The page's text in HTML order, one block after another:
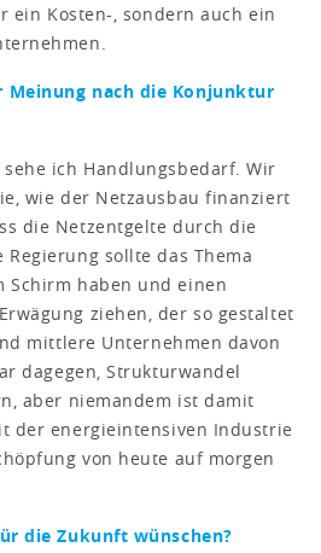
ein Kosten-, sondern auch ein
Meinung nach die Konjunktur
ich Handlungsbedarf. Wir
wie der Netzausbau finanziert
die Netzentgelte durch die
Regierung sollte das Thema
Schirm haben und einen
ziehen, der so gestaltet
mittlere Unternehmen davon
dagegen, Strukturwandel
aber niemandem ist damit
der energieintensiven Industrie
von heute auf morgen
die Zukunft wünschen?